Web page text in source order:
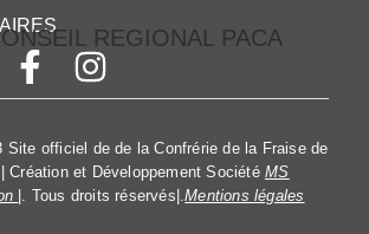
REGIONAL PACA
Site officiel de de la Confrérie de la Fraise de
Création et Développement Société MS
|. Tous droits réservés|.Mentions légales